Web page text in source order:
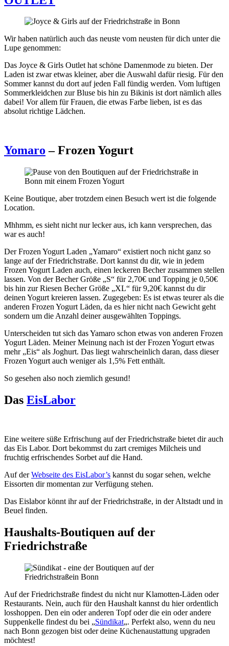
Wir haben natürlich auch das neuste vom neusten für dich unter die
Lupe genommen:
Das Joyce & Girls Outlet hat schöne Damenmode zu bieten. Der
Laden ist zwar etwas kleiner, aber die Auswahl dafür riesig. Für den
Sommer kannst du dort auf jeden Fall fündig werden. Vom luftigen
Sommerkleidchen zur Bluse bis hin zu Bikinis ist dort nämlich alles
dabei! Vor allem für Frauen, die etwas Farbe lieben, ist es das
absolut richtige Lädchen.
Yomaro – Frozen Yogurt
Keine Boutique, aber trotzdem einen Besuch wert ist die folgende
Location.
Mhhmm, es sieht nicht nur lecker aus, ich kann versprechen, das
war es auch!
Der Frozen Yogurt Laden „Yamaro“ existiert noch nicht ganz so
lange auf der Friedrichstraße. Dort kannst du dir, wie in jedem
Frozen Yogurt Laden auch, einen leckeren Becher zusammen stellen
lassen. Von der Becher Größe „S“ für 2,70€ und Topping je 0,50€
bis hin zur Riesen Becher Größe „XL“ für 9,20€ kannst du dir
deinen Yogurt kreieren lassen. Zugegeben: Es ist etwas teurer als die
anderen Frozen Yogurt Läden, da es hier nicht nach Gewicht geht
sondern um die Anzahl deiner ausgewählten Toppings.
Unterscheiden tut sich das Yamaro schon etwas von anderen Frozen
Yogurt Läden. Meiner Meinung nach ist der Frozen Yogurt etwas
mehr „Eis“ als Joghurt. Das liegt wahrscheinlich daran, dass dieser
Frozen Yogurt auch weniger als 1,5% Fett enthält.
So gesehen also noch ziemlich gesund!
Das EisLabor
Eine weitere süße Erfrischung auf der Friedrichstraße bietet dir auch
das Eis Labor. Dort bekommst du zart cremiges Milcheis und
fruchtig erfrischendes Sorbet auf die Hand.
Auf derWebseite des EisLabor’s kannst du sogar sehen, welche
Eissorten dir momentan zur Verfügung stehen.
Das Eislabor könnt ihr auf der Friedrichstraße, in der Altstadt und in
Beuel finden.
Haushalts-Boutiquen auf der
Friedrichstraße
Auf der Friedrichstraße findest du nicht nur Klamotten-Läden oder
Restaurants. Nein, auch für den Haushalt kannst du hier ordentlich
losshoppen. Den ein oder anderen Topf oder die ein oder andere
Suppenkelle findest du bei „Sündikat„. Perfekt also, wenn du neu
nach Bonn gezogen bist oder deine Küchenaustattung upgraden
möchtest!